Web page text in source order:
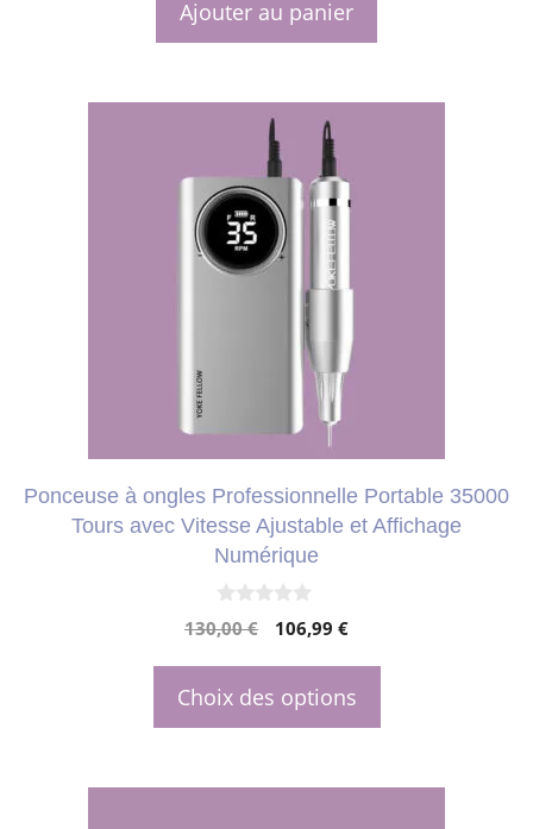
initial
était :
actuel
est :
Ajouter au panier
Ponceuse à ongles Professionnelle Portable 35000
Tours avec Vitesse Ajustable et Affichage
Numérique
0
s
5
130,00€
Le
prix
initial
était :
106,99 €Le
prix
actuel
est :
Choix des options
choisies
sur